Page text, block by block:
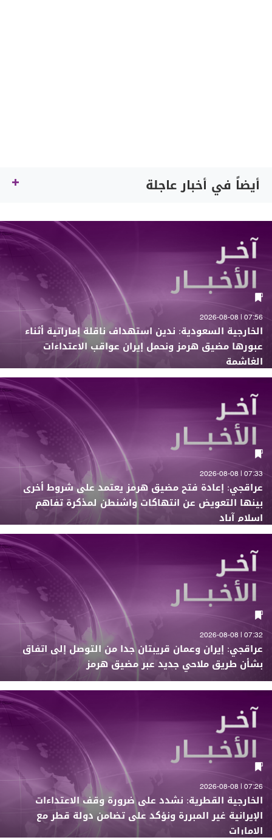
أيضاً في أخبار عاجلة
07:56 | 2026-08-08
الخارجية السعودية: ندين استهداف ناقلة إماراتية أثناء
عبورها مضيق هرمز ونحمل إيران عواقب الاعتداءات
الغاشمة
07:33 | 2026-08-08
عراقجي: إعادة فتح مضيق هرمز يعتمد على شروط أخرى
بينها التعويض عن انتهاكات واشنطن لمذكرة تفاهم
إسلام آباد
07:32 | 2026-08-08
عراقجي: إيران وعمان قريبتان جدا من التوصل إلى اتفاق
بشأن طريق ملاحي جديد عبر مضيق هرمز
07:26 | 2026-08-08
الخارجية القطرية: نشدد على ضرورة وقف الاعتداءات
الإيرانية غير المبررة ونؤكد على تضامن دولة قطر مع
الإمارات